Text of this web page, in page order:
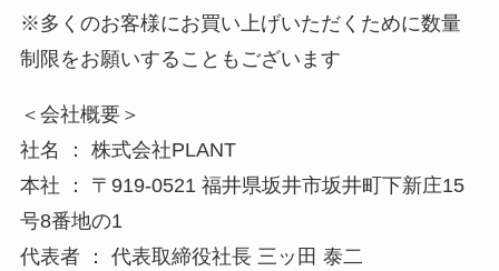
※多くのお客様にお買い上げいただくために数量
制限をお願いすることもございます
＜会社概要＞
社名 ： 株式会社PLANT
本社 ： 〒919-0521 福井県坂井市坂井町下新庄15
号8番地の1
代表者 ： 代表取締役社長 三ッ田 泰二